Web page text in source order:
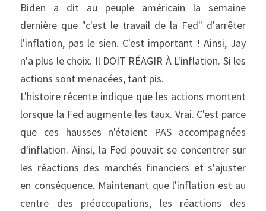
Biden a dit au peuple américain la semaine
dernière que "c'est le travail de la Fed" d'arrêter
l'inflation, pas le sien. C'est important ! Ainsi, Jay
n'a plus le choix. Il DOIT RÉAGIR À L'inflation. Si les
actions sont menacées, tant pis.
L'histoire récente indique que les actions montent
lorsque la Fed augmente les taux. Vrai. C'est parce
que ces hausses n'étaient PAS accompagnées
d'inflation. Ainsi, la Fed pouvait se concentrer sur
les réactions des marchés financiers et s'ajuster
en conséquence. Maintenant que l'inflation est au
centre des préoccupations, les réactions des